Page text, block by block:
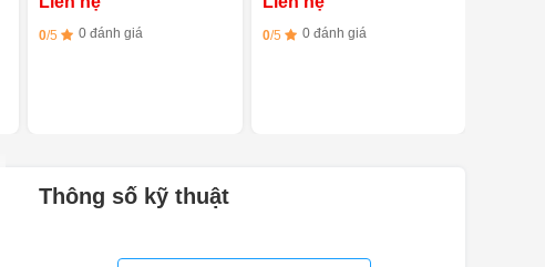
0/5 0 đánh giá 0/5 0 đánh giá
Thông số kỹ thuật